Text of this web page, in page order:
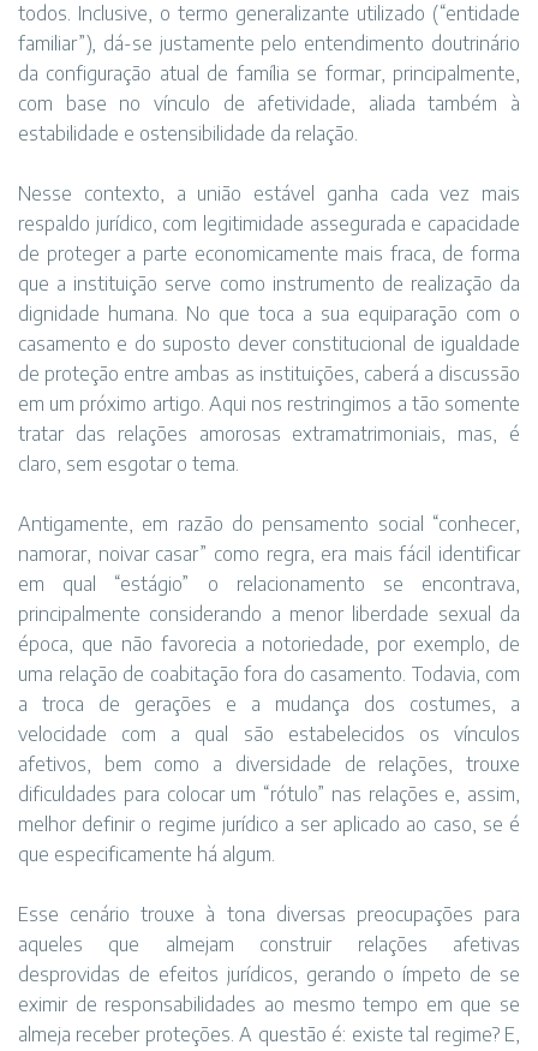
todos. Inclusive, o termo generalizante utilizado (“entidade
familiar”), dá-se justamente pelo entendimento doutrinário
da configuração atual de família se formar, principalmente,
com base no vínculo de afetividade, aliada também à
estabilidade e ostensibilidade da relação.
Nesse contexto, a união estável ganha cada vez mais
respaldo jurídico, com legitimidade assegurada e capacidade
de proteger a parte economicamente mais fraca, de forma
que a instituição serve como instrumento de realização da
dignidade humana. No que toca a sua equiparação com o
casamento e do suposto dever constitucional de igualdade
de proteção entre ambas as instituições, caberá a discussão
em um próximo artigo. Aqui nos restringimos a tão somente
tratar das relações amorosas extramatrimoniais, mas, é
claro, sem esgotar o tema.
Antigamente, em razão do pensamento social “conhecer,
namorar, noivar casar” como regra, era mais fácil identificar
em qual “estágio” o relacionamento se encontrava,
principalmente considerando a menor liberdade sexual da
época, que não favorecia a notoriedade, por exemplo, de
uma relação de coabitação fora do casamento. Todavia, com
a troca de gerações e a mudança dos costumes, a
velocidade com a qual são estabelecidos os vínculos
afetivos, bem como a diversidade de relações, trouxe
dificuldades para colocar um “rótulo” nas relações e, assim,
melhor definir o regime jurídico a ser aplicado ao caso, se é
que especificamente há algum.
Esse cenário trouxe à tona diversas preocupações para
aqueles que almejam construir relações afetivas
desprovidas de efeitos jurídicos, gerando o ímpeto de se
eximir de responsabilidades ao mesmo tempo em que se
almeja receber proteções. A questão é: existe tal regime? E,